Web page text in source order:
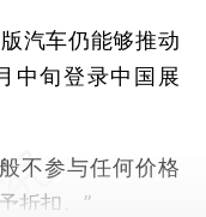
汽车仍能够推动
中旬登录中国展
不参与任何价格
折扣。”